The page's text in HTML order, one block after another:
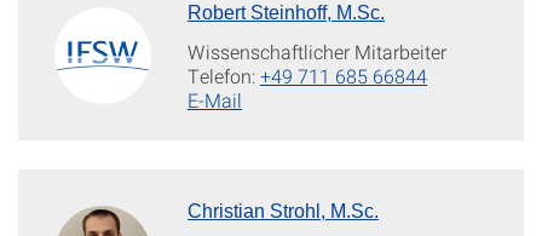
Robert Steinhoff, M.Sc.
Wissenschaftlicher Mitarbeiter
Telefon:+49 711 685 66844
E-Mail
Christian Strohl, M.Sc.